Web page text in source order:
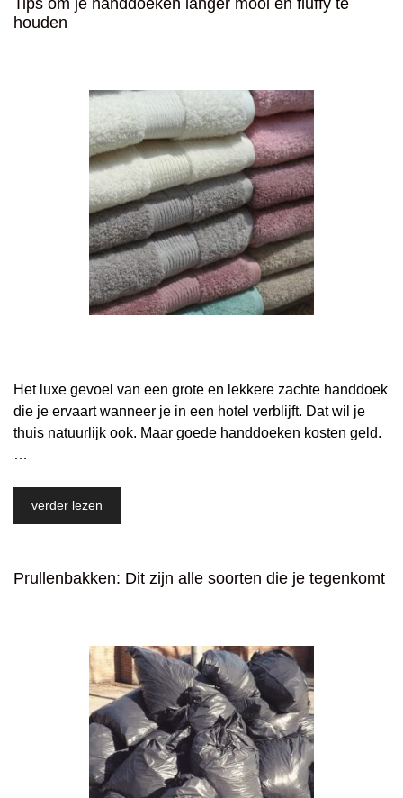
Tips om je handdoeken langer mooi en fluffy te
houden
Het luxe gevoel van een grote en lekkere zachte handdoek
die je ervaart wanneer je in een hotel verblijft. Dat wil je
thuis natuurlijk ook. Maar goede handdoeken kosten geld.
…
verder lezen
Prullenbakken: Dit zijn alle soorten die je tegenkomt